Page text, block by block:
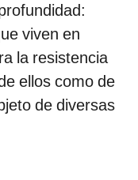
viven en
la resistencia
ellos como de
de diversas